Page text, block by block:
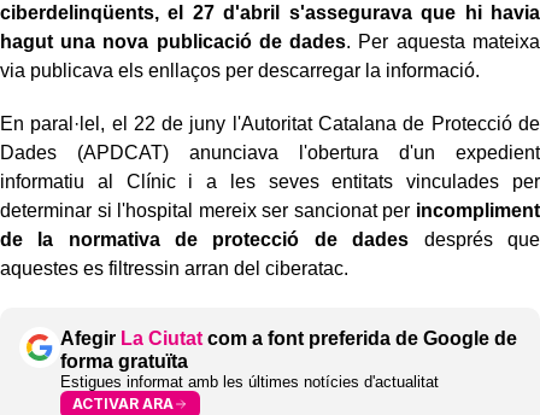
ciberdelinqüents, el 27 d'abril s'assegurava que hi havia
hagut una nova publicació de dades. Per aquesta mateixa
via publicava els enllaços per descarregar la informació.
En paral·lel, el 22 de juny l'Autoritat Catalana de Protecció de
Dades (APDCAT) anunciava l'obertura d'un expedient
informatiu al Clínic i a les seves entitats vinculades per
determinar si l'hospital mereix ser sancionat per incompliment
de la normativa de protecció de dades després que
aquestes es filtressin arran del ciberatac.
Afegir La Ciutat com a font preferida de Google de
forma gratuïta
Estigues informat amb les últimes notícies d'actualitat
ACTIVAR ARA